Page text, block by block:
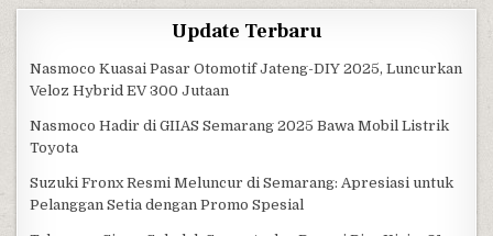
Update Terbaru
Nasmoco Kuasai Pasar Otomotif Jateng-DIY 2025, Luncurkan
Veloz Hybrid EV 300 Jutaan
Nasmoco Hadir di GIIAS Semarang 2025 Bawa Mobil Listrik
Toyota
Suzuki Fronx Resmi Meluncur di Semarang: Apresiasi untuk
Pelanggan Setia dengan Promo Spesial